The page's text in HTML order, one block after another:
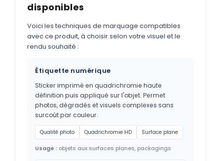
disponibles
Voici les techniques de marquage compatibles
avec ce produit, à choisir selon votre visuel et le
rendu souhaité :
Étiquette numérique
Sticker imprimé en quadrichromie haute
définition puis appliqué sur l'objet. Permet
photos, dégradés et visuels complexes sans
surcoût par couleur.
Qualité photo Quadrichromie HD Surface plane
Usage : objets aux surfaces planes, packagings